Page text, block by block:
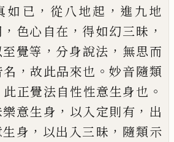
如 已 ， 從八地起 ， 進九地
， 色心自在 ， 得如幻三昧 ，
至覺等 ， 分身說法 ， 無思而
， 故此品來也 。 妙音隨類
此正覺法自性性意生身也 。
意生身 ， 以入定則有 ， 出
身 ， 以出入三昧 ， 隨類示